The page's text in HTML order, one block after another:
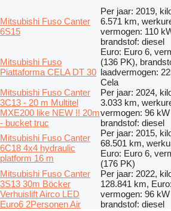
Mitsubishi Fuso Canter
6S15
Per jaar: 2019,
6.571 km,
vermogen: 110
brandstof: diesel
Mitsubishi Fuso
Piattaforma CELA DT 30
Euro: Euro 6,
(136 PK),
laadvermogen:
Cela
Mitsubishi Fuso Canter
3C13 - 20 m Multitel
MXE200 like NEW !! 20m
- bucket truc
Per jaar: 2024,
3.033 km,
vermogen: 96
brandstof: diesel
Mitsubishi Fuso Canter
6C18 4x4 hydraulic
platform 16 m
Per jaar: 2015,
68.501 km,
Euro: Euro 6,
(176 PK)
Mitsubishi Fuso Canter
3S13 30m Böcker
Verhuislift Airco LED
Euro6 2Personen Air
Per jaar: 2022,
128.841 km,
vermogen: 96
brandstof: diesel